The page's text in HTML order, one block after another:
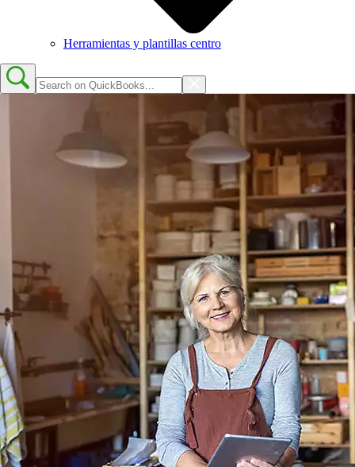
Herramientas y plantillas centro